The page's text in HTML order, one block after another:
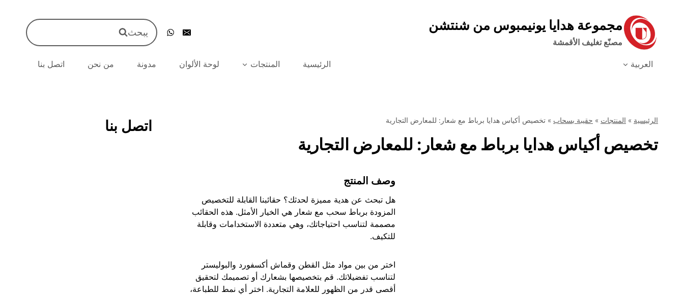
مجموعة هدايا يونيمبوس من شنتشن
مصنّع تغليف الأقمشة
يبحث
العربية الرئيسية المنتجات لوحة الألوان مدونة من نحن اتصل بنا
الرئيسية » المنتجات » حقيبة بسحاب » تخصيص أكياس هدايا برباط مع شعار: للمعارض التجارية
تخصيص أكياس هدايا برباط مع شعار: للمعارض التجارية
وصف المنتج
هل تبحث عن هدية مميزة لحدثك؟ حقائبنا القابلة للتخصيص
المزودة برباط سحب مع شعار هي الخيار الأمثل. هذه الحقائب
مصممة لتناسب احتياجاتك، وهي متعددة الاستخدامات وقابلة
للتكيف.
اختر من بين مواد مثل القطن وقماش أكسفورد والبوليستر
لتناسب تفضيلاتك. قم بتخصيصها بشعارك أو تصميمك لتحقيق
أقصى قدر من الظهور للعلامة التجارية. اختر أي نمط للطباعة،
اتصل بنا